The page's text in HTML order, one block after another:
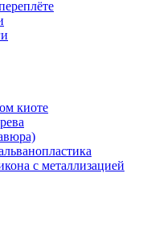
киоте
с металлизацией